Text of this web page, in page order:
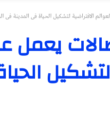
الافتراضية لتشكيل الحياة فى المدينة فى